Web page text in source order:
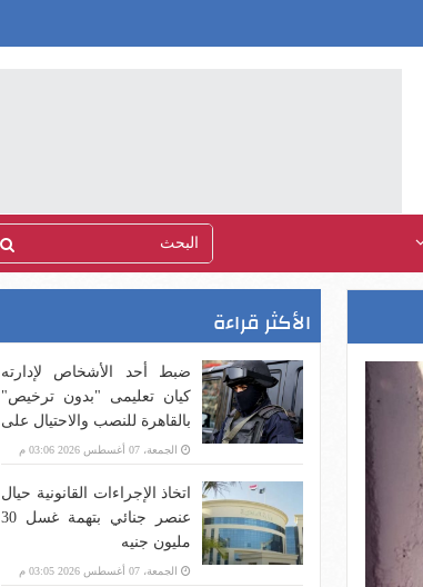
الأكثر قراءة
ضبط أحد الأشخاص لإدارته
كيان تعليمى "بدون ترخيص"
بالقاهرة للنصب والاحتيال على
المواطنين
الجمعة، 07 أغسطس 2026 03:06 م
اتخاذ الإجراءات القانونية حيال
عنصر جنائي بتهمة غسل 30
مليون جنيه
الجمعة، 07 أغسطس 2026 03:05 م